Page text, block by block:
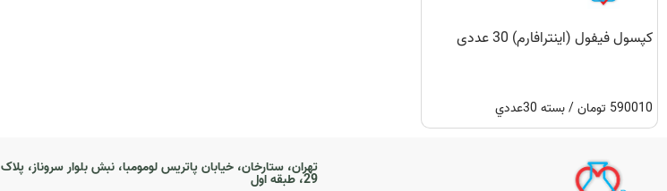
کپسول فیفول (اینترافارم) 30 عددی
590010 تومان / بسته 30عددي
تهران، ستارخان، خیابان پاتریس لومومبا، نبش بلوار سروناز، پلاک
29، طبقه اول